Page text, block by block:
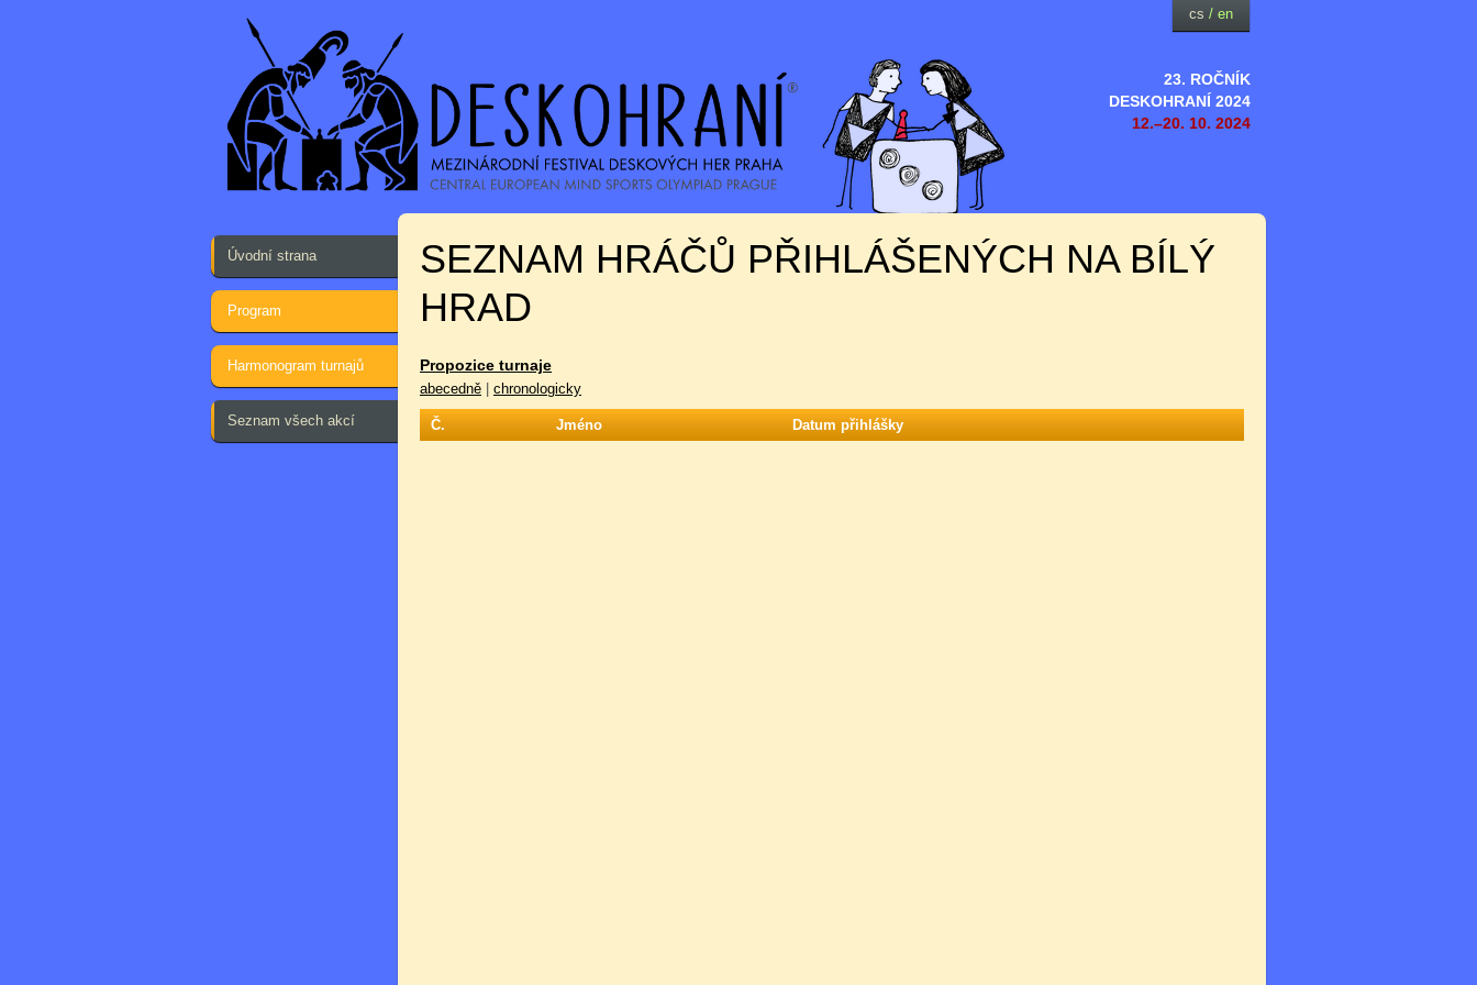
23. ROČNÍK
DESKOHRANÍ 2024
12.–20. 10. 2024
cs / en
Úvodní strana
Program
Harmonogram turnajů
Seznam všech akcí
SEZNAM HRÁČŮ PŘIHLÁŠENÝCH NA BÍLÝ
HRAD
Propozice turnaje
abecedně chronologicky
Č. Jméno Datum přihlášky